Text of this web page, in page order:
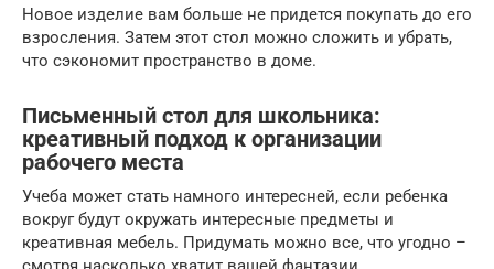
Новое изделие вам больше не придется покупать до его
взросления. Затем этот стол можно сложить и убрать,
что сэкономит пространство в доме.
Письменный стол для школьника:
креативный подход к организации
рабочего места
Учеба может стать намного интересней, если ребенка
вокруг будут окружать интересные предметы и
креативная мебель. Придумать можно все, что угодно –